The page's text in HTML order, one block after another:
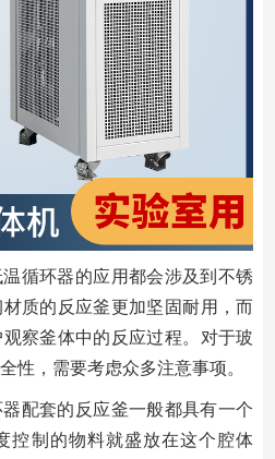
循环器的应用都会涉及到不锈
质的反应釜更加坚固耐用，而
察釜体中的反应过程。对于玻
性，需要考虑众多注意事项。
配套的反应釜一般都具有一个
控制的物料就盛放在这个腔体